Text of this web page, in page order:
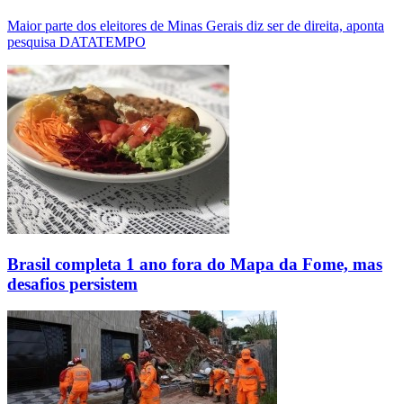
Maior parte dos eleitores de Minas Gerais diz ser de direita, aponta
pesquisa DATATEMPO
Brasil completa 1 ano fora do Mapa da Fome, mas
desafios persistem